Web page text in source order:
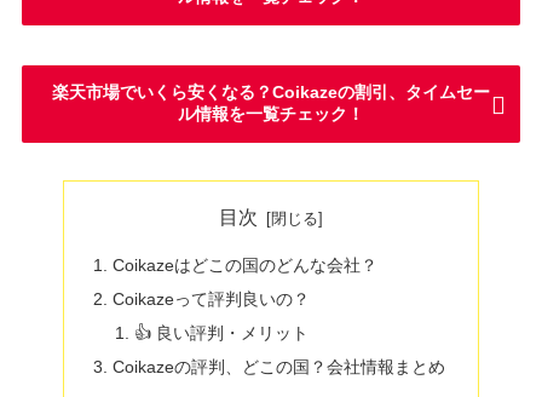
楽天市場でいくら安くなる？Coikazeの割引、タイムセー
ル情報を一覧チェック！
目次
Coikazeはどこの国のどんな会社？
Coikazeって評判良いの？
👍 良い評判・メリット
Coikazeの評判、どこの国？会社情報まとめ